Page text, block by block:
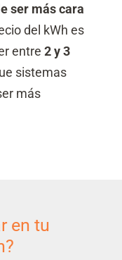
ser más cara
del kWh es
entre 2 y 3
sistemas
más
en tu